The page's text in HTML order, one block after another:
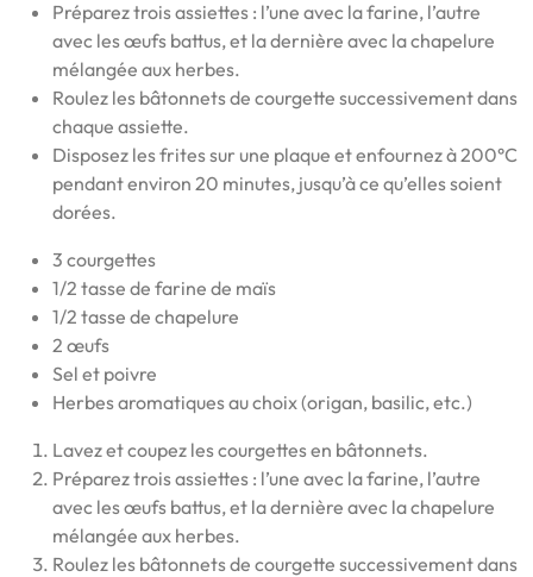
Préparez trois assiettes : l’une avec la farine, l’autre
avec les œufs battus, et la dernière avec la chapelure
mélangée aux herbes.
Roulez les bâtonnets de courgette successivement dans
chaque assiette.
Disposez les frites sur une plaque et enfournez à 200°C
pendant environ 20 minutes, jusqu’à ce qu’elles soient
dorées.
3 courgettes
1/2 tasse de farine de maïs
1/2 tasse de chapelure
2 œufs
Sel et poivre
Herbes aromatiques au choix (origan, basilic, etc.)
Lavez et coupez les courgettes en bâtonnets.
Préparez trois assiettes : l’une avec la farine, l’autre
avec les œufs battus, et la dernière avec la chapelure
mélangée aux herbes.
Roulez les bâtonnets de courgette successivement dans